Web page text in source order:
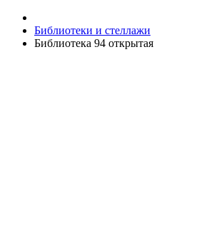
Библиотеки и стеллажи
Библиотека 94 открытая